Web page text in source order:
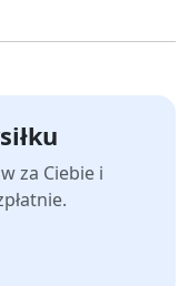
za Ciebie i